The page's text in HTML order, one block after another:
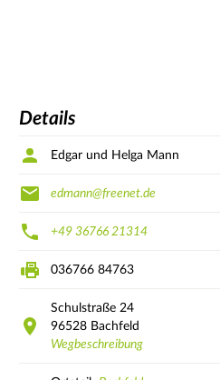
Details
Edgar und Helga Mann
edmann@freenet.de
+49 36766 21314
036766 84763
Schulstraße 24
96528 Bachfeld
Wegbeschreibung